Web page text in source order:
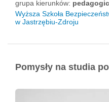
grupa kierunków:
Wyższa Szkoła
w Jastrzębiu-Zdroju
Pomysły na studia